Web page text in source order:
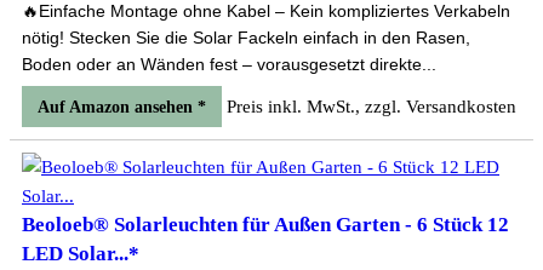
🔥Einfache Montage ohne Kabel – Kein kompliziertes Verkabeln
nötig! Stecken Sie die Solar Fackeln einfach in den Rasen,
Boden oder an Wänden fest – vorausgesetzt direkte...
Auf Amazon ansehen * Preis inkl. MwSt., zzgl. Versandkosten
Beoloeb® Solarleuchten für Außen Garten - 6 Stück 12
LED Solar...*